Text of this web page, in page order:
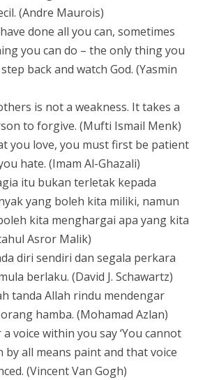
(Andre Maurois)
done all you can, sometimes
you can do – the only thing you
back and watch God. (Yasmin
is not a weakness. It takes a
to forgive. (Mufti Ismail Menk)
you love, you must first be patient
hate. (Imam Al-Ghazali)
itu bukan terletak kepada
yang boleh kita miliki, namun
kita menghargai apa yang kita
Asror Malik)
diri sendiri dan segala perkara
berlaku. (David J. Schawartz)
tanda Allah rindu mendengar
hamba. (Mohamad Azlan)
voice within you say ‘You cannot
by all means paint and that voice
(Vincent Van Gogh)